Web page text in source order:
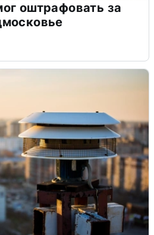
оштрафовать за